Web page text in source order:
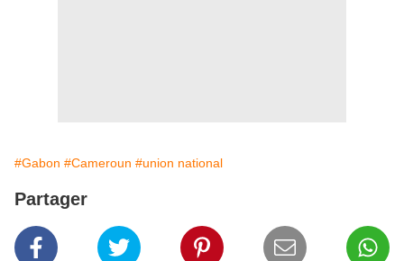
#Gabon #Cameroun #union national
Partager